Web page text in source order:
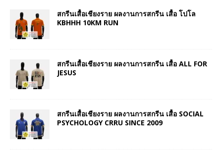
สกรีนเสื้อเชียงราย ผลงานการสกรีน เสื้อ โปโล
KBHHH 10KM RUN
สกรีนเสื้อเชียงราย ผลงานการสกรีน เสื้อ ALL FOR
JESUS
สกรีนเสื้อเชียงราย ผลงานการสกรีน เสื้อ SOCIAL
PSYCHOLOGY CRRU SINCE 2009